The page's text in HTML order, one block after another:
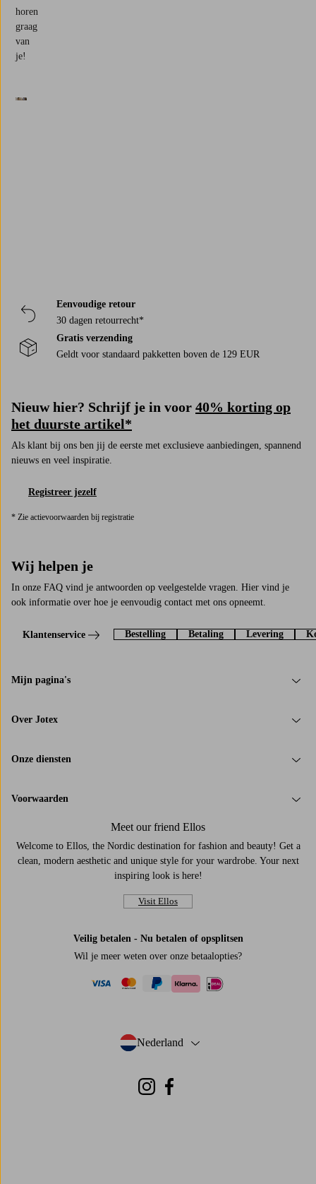
horen
graag
van
je!
Eenvoudige retour
30 dagen retourrecht*
Gratis verzending
Geldt voor standaard pakketten boven de 129 EUR
Nieuw hier? Schrijf je in voor 40% korting op
het duurste artikel*
Als klant bij ons ben jij de eerste met exclusieve aanbiedingen, spannend
nieuws en veel inspiratie.
Registreer jezelf
* Zie actievoorwaarden bij registratie
Wij helpen je
In onze FAQ vind je antwoorden op veelgestelde vragen. Hier vind je
ook informatie over hoe je eenvoudig contact met ons opneemt.
Klantenservice Bestelling Betaling Levering
Mijn pagina's
Over Jotex
Onze diensten
Voorwaarden
Meet our friend Ellos
Welcome to Ellos, the Nordic destination for fashion and beauty! Get a
clean, modern aesthetic and unique style for your wardrobe. Your next
inspiring look is here!
Visit Ellos
Veilig betalen - Nu betalen of opsplitsen
Wil je meer weten over onze betaalopties?
Nederland
- Selecteer land